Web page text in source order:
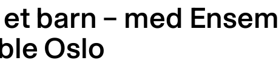
barn – med
Oslo